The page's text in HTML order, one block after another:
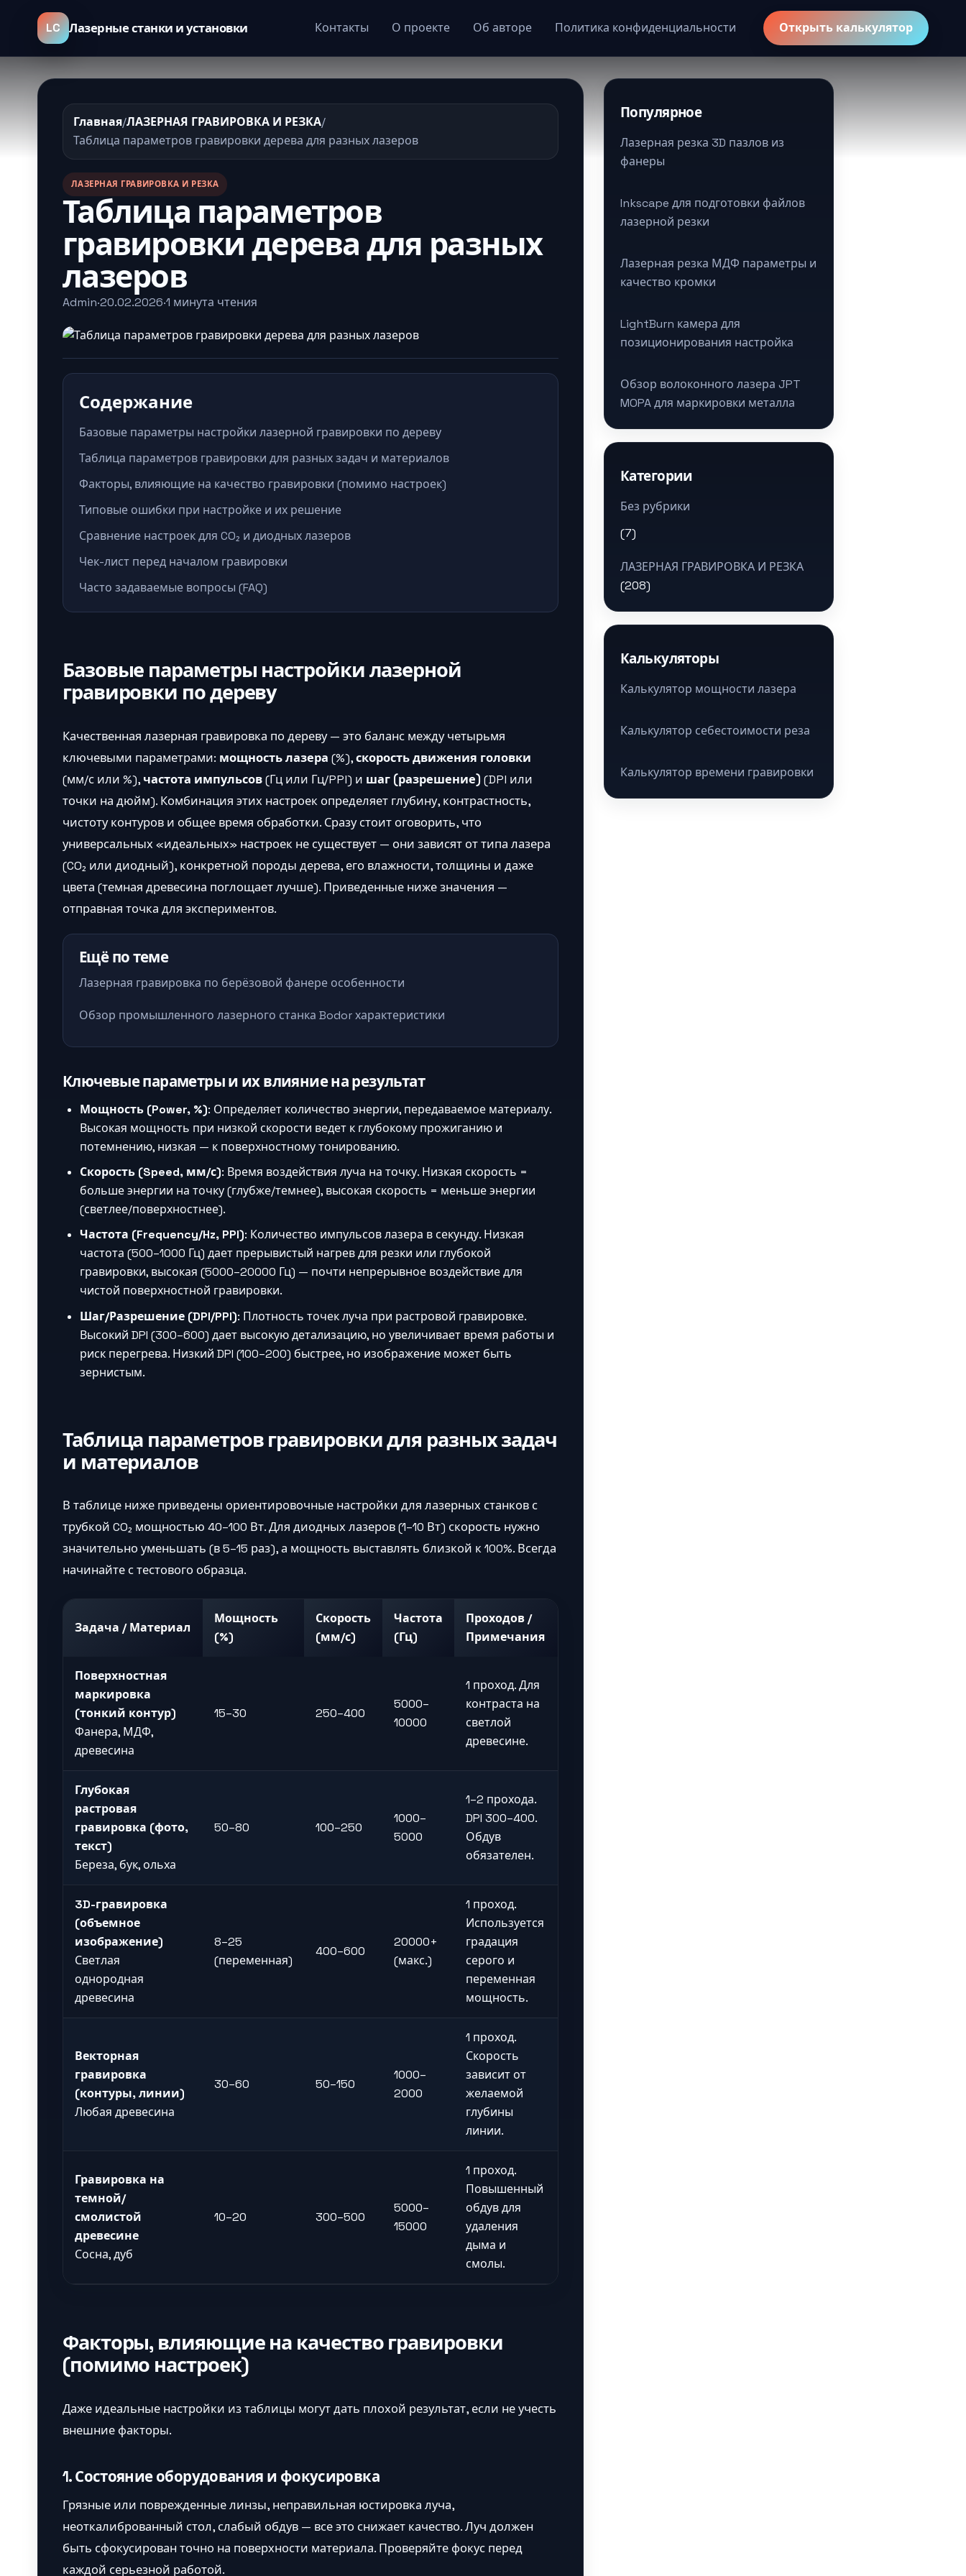
LC Лазерные станки и установки Контакты О проекте Об авторе Политика конфиденциальности Открыть калькулятор
Главная/ЛАЗЕРНАЯ ГРАВИРОВКА И РЕЗКА/
Таблица параметров гравировки дерева для разных лазеров
ЛАЗЕРНАЯ ГРАВИРОВКА И РЕЗКА
Таблица параметров
гравировки дерева для разных
лазеров
Admin·20.02.2026·1 минута чтения
Содержание
Базовые параметры настройки лазерной гравировки по дереву
Таблица параметров гравировки для разных задач и материалов
Факторы, влияющие на качество гравировки (помимо настроек)
Типовые ошибки при настройке и их решение
Сравнение настроек для CO₂ и диодных лазеров
Чек-лист перед началом гравировки
Часто задаваемые вопросы (FAQ)
Базовые параметры настройки лазерной
гравировки по дереву
Качественная лазерная гравировка по дереву — это баланс между четырьмя
ключевыми параметрами: мощность лазера (%),скорость движения головки
(мм/с или %), частота импульсов(Гц или Гц/PPI) и шаг (разрешение) (DPI или
точки на дюйм). Комбинация этих настроек определяет глубину, контрастность,
чистоту контуров и общее время обработки. Сразу стоит оговорить, что
универсальных «идеальных» настроек не существует — они зависят от типа лазера
(CO₂ или диодный), конкретной породы дерева, его влажности, толщины и даже
цвета (темная древесина поглощает лучше). Приведенные ниже значения —
отправная точка для экспериментов.
Ещё по теме
Лазерная гравировка по берёзовой фанере особенности
Обзор промышленного лазерного станка Bodor характеристики
Ключевые параметры и их влияние на результат
Мощность (Power, %): Определяет количество энергии, передаваемое материалу.
Высокая мощность при низкой скорости ведет к глубокому прожиганию и
потемнению, низкая — к поверхностному тонированию.
Скорость (Speed, мм/с): Время воздействия луча на точку. Низкая скорость =
больше энергии на точку (глубже/темнее), высокая скорость = меньше энергии
(светлее/поверхностнее).
Частота (Frequency/Hz, PPI): Количество импульсов лазера в секунду. Низкая
частота (500–1000 Гц) дает прерывистый нагрев для резки или глубокой
гравировки, высокая (5000–20000 Гц) — почти непрерывное воздействие для
чистой поверхностной гравировки.
Шаг/Разрешение (DPI/PPI): Плотность точек луча при растровой гравировке.
Высокий DPI (300–600) дает высокую детализацию, но увеличивает время работы и
риск перегрева. Низкий DPI (100–200) быстрее, но изображение может быть
зернистым.
Таблица параметров гравировки для разных задач
и материалов
В таблице ниже приведены ориентировочные настройки для лазерных станков с
трубкой CO₂ мощностью 40–100 Вт. Для диодных лазеров (1–10 Вт) скорость нужно
значительно уменьшать (в 5–15 раз), а мощность выставлять близкой к 100%. Всегда
начинайте с тестового образца.
Задача / Материал
Мощность
(%)
Скорость
(мм/с)
Частота
(Гц)
Проходов /
Примечания
Поверхностная
маркировка
(тонкий контур)
Фанера, МДФ,
древесина
15–30 250–400
5000–
10000
1 проход. Для
контраста на
светлой
древесине.
Глубокая
растровая
гравировка (фото,
текст)
Береза, бук, ольха
50–80 100–250
1000–
5000
1–2 прохода.
DPI 300–400.
Обдув
обязателен.
3D-гравировка
(объемное
изображение)
Светлая
однородная
древесина
8–25
(переменная)
400–600
20000+
(макс.)
1 проход.
Используется
градация
серого и
переменная
мощность.
Векторная
гравировка
(контуры, линии)
Любая древесина
30–60 50–150
1000–
2000
1 проход.
Скорость
зависит от
желаемой
глубины
линии.
Гравировка на
темной/
смолистой
древесине
Сосна, дуб
10–20 300–500
5000–
15000
1 проход.
Повышенный
обдув для
удаления
дыма и
смолы.
Факторы, влияющие на качество гравировки
(помимо настроек)
Даже идеальные настройки из таблицы могут дать плохой результат, если не учесть
внешние факторы.
1. Состояние оборудования и фокусировка
Грязные или поврежденные линзы, неправильная юстировка луча,
неоткалиброванный стол, слабый обдув — все это снижает качество. Луч должен
быть сфокусирован точно на поверхности материала. Проверяйте фокус перед
каждой серьезной работой.
Популярное
Лазерная резка 3D пазлов из
фанеры
Inkscape для подготовки файлов
лазерной резки
Лазерная резка МДФ параметры и
качество кромки
LightBurn камера для
позиционирования настройка
Обзор волоконного лазера JPT
MOPA для маркировки металла
Категории
Без рубрики
(7)
ЛАЗЕРНАЯ ГРАВИРОВКА И РЕЗКА
(208)
Калькуляторы
Калькулятор мощности лазера
Калькулятор себестоимости реза
Калькулятор времени гравировки